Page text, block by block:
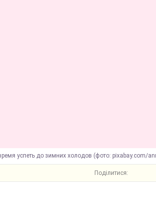
успеть до зимних холодов (фото: pixabay.com/
Поділитися: